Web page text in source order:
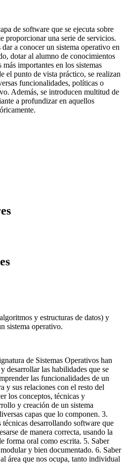
de software que se ejecuta sobre
proporcionar una serie de servicios.
a conocer un sistema operativo en
dotar al alumno de conocimientos
importantes en los sistemas
el punto de vista práctico, se realizan
funcionalidades, políticas o
Además, se introducen multitud de
a profundizar en aquellos
y estructuras de datos) y
sistema operativo.
de Sistemas Operativos han
desarrollar las habilidades que se
las funcionalidades de un
y sus relaciones con el resto del
los conceptos, técnicas y
y creación de un sistema
capas que lo componen. 3.
técnicas desarrollando software que
de manera correcta, usando la
forma oral como escrita. 5. Saber
y bien documentado. 6. Saber
área que nos ocupa, tanto individual